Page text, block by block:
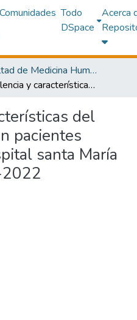
Comunidades Todo
DSpace
Acerca
Facultad de Medicina Humana
Prevalencia y características del lumbago crónico en pacientes tratados en el Hospital santa María del Socorro 2021-2022
del
pacientes
santa María